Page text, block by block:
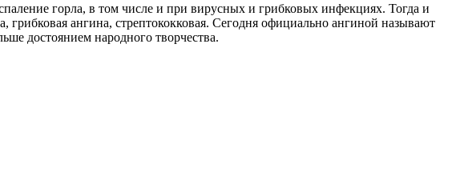
горла, в том числе и при вирусных и грибковых инфекциях. Тогда и
ангина, стрептококковая. Сегодня официально ангиной называют
достоянием народного творчества.